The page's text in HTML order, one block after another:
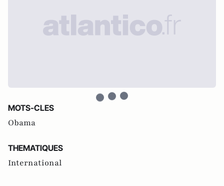
MOTS-CLES
Obama
THEMATIQUES
International